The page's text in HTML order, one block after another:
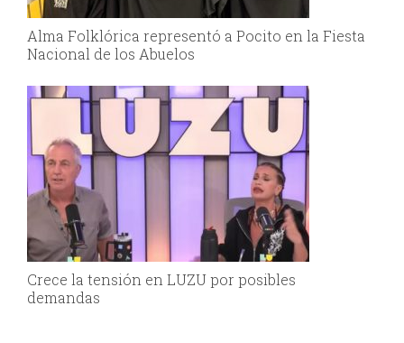
Alma Folklórica representó a Pocito en la Fiesta
Nacional de los Abuelos
Crece la tensión en LUZU por posibles
demandas